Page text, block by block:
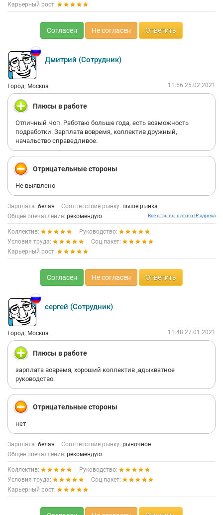
Карьерный рост:
Согласен Не согласен Ответить
Дмитрий (Сотрудник)
Город: Москва 11:56 25.02.2021
Плюсы в работе
Отличный Чоп. Работаю больше года, есть возможность
подработки. Зарплата вовремя, коллектив дружный,
начальство справедливое.
Отрицательные стороны
Не выявлено
Зарплата: белая Соответствие рынку: выше рынка
Общее впечатление: рекомендую Все отзывы с этого IP адреса
Коллектив:
Руководство:
Условия труда:
Соц.пакет:
Карьерный рост:
Согласен Не согласен Ответить
сергей (Сотрудник)
Город: Москва 11:48 27.01.2021
Плюсы в работе
зарплата вовремя, хороший коллектив ,адыкватное
руководство.
Отрицательные стороны
нет
Зарплата: белая Соответствие рынку: рыночное
Общее впечатление: рекомендую
Коллектив:
Руководство:
Условия труда:
Соц.пакет:
Карьерный рост: